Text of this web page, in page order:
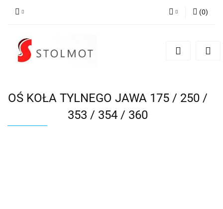
Zarejestruj się
(0)
OŚ KOŁA TYLNEGO JAWA 175 / 250 /
353 / 354 / 360